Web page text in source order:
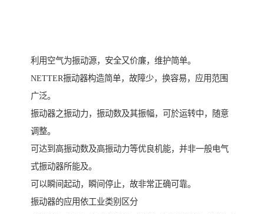
利用空气为振动源，安全又价廉，维护简单。
NETTER振动器构造简单，故障少，换容易，应用范围
广泛。
振动器之振动力，振动数及其振幅，可於运转中，随意
调整。
可达到高振动数及高振动力等优良机能，并非一般电气
式振动器所能及。
可以瞬间起动，瞬间停止，故非常正确可靠。
振动器的应用依工业类别区分